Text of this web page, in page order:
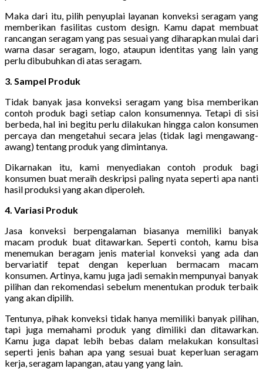
Maka dari itu, pilih penyuplai layanan konveksi seragam yang
memberikan fasilitas custom design. Kamu dapat membuat
rancangan seragam yang pas sesuai yang diharapkan mulai dari
warna dasar seragam, logo, ataupun identitas yang lain yang
perlu dibubuhkan di atas seragam.
3. Sampel Produk
Tidak banyak jasa konveksi seragam yang bisa memberikan
contoh produk bagi setiap calon konsumennya. Tetapi di sisi
berbeda, hal ini begitu perlu dilakukan hingga calon konsumen
percaya dan mengetahui secara jelas (tidak lagi mengawang-
awang) tentang produk yang dimintanya.
Dikarnakan itu, kami menyediakan contoh produk bagi
konsumen buat meraih deskripsi paling nyata seperti apa nanti
hasil produksi yang akan diperoleh.
4. Variasi Produk
Jasa konveksi berpengalaman biasanya memiliki banyak
macam produk buat ditawarkan. Seperti contoh, kamu bisa
menemukan beragam jenis material konveksi yang ada dan
bervariatif tepat dengan keperluan bermacam macam
konsumen. Artinya, kamu juga jadi semakin mempunyai banyak
pilihan dan rekomendasi sebelum menentukan produk terbaik
yang akan dipilih.
Tentunya, pihak konveksi tidak hanya memiliki banyak pilihan,
tapi juga memahami produk yang dimiliki dan ditawarkan.
Kamu juga dapat lebih bebas dalam melakukan konsultasi
seperti jenis bahan apa yang sesuai buat keperluan seragam
kerja, seragam lapangan, atau yang yang lain.